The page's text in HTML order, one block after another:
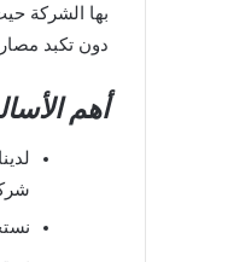
بها الشركة
دون تكبد
أهم